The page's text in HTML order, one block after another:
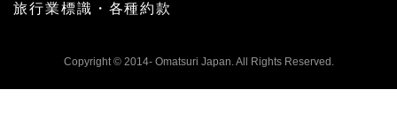
旅行業標識・各種約款
Copyright © 2014- Omatsuri Japan. All Rights Reserved.